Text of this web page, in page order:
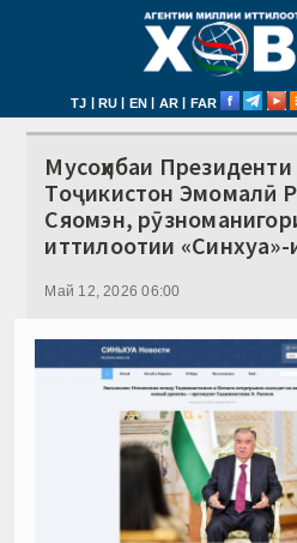
TJ | RU | EN | AR | FAR
Мусоҳибаи Президенти
Тоҷикистон Эмомалӣ
Сяомэн,
иттилоотии
Май 12, 2026 06:00